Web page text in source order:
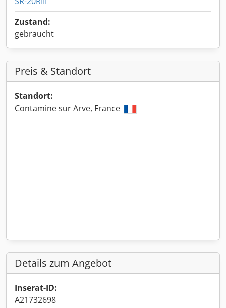
Zustand:
gebraucht
Preis & Standort
Standort:
Contamine sur Arve, France
Details zum Angebot
Inserat-ID:
A21732698